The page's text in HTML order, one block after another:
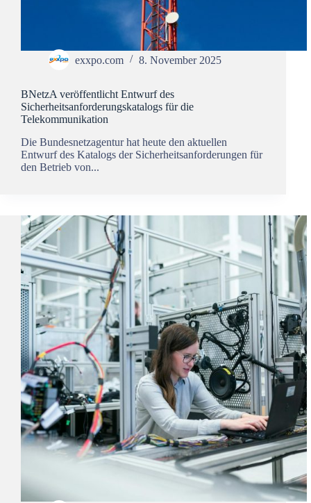
exxpo.com 8. November 2025
BNetzA veröffentlicht Entwurf des
Sicherheitsanforderungskatalogs für die
Telekommunikation
Die Bundesnetzagentur hat heute den aktuellen
Entwurf des Katalogs der Sicherheitsanforderungen für
den Betrieb von...